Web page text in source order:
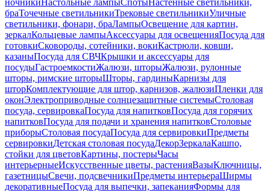
ночникиНастольные лампыСпотыНастенные светильники,
браТочечные светильникиТрековые светильникиУличные
светильники, фонари, браЛампыОсвещение для картин,
зеркалКольцевые лампыАксессуары для освещенияПосуда для
готовкиСковороды, сотейники, вокиКастрюли, ковши,
казаныПосуда для СВЧКрышки и аксессуары для
посудыГастроемкостиЖалюзи, шторыЖалюзи, рулонные
шторы, римские шторыШторы, гардиныКарнизы для
шторКомплектующие для штор, карнизов, жалюзиПленки для
оконЭлектроприводные солнцезащитные системыСтоловая
посуда, сервировкаПосуда для напитковПосуда для горячих
напитковПосуда для подачи и хранения напитковСтоловые
приборыСтоловая посудаПосуда для сервировкиПредметы
сервировкиДетская столовая посудаДекорЗеркалаКашпо,
стойки для цветовКартины, постерыЧасы
интерьерныеИскусственные цветы, растенияВазыКлючницы,
газетницыСвечи, подсвечникиПредметы интерьераШирмы
декоративныеПосуда для выпечки, запеканияФормы для